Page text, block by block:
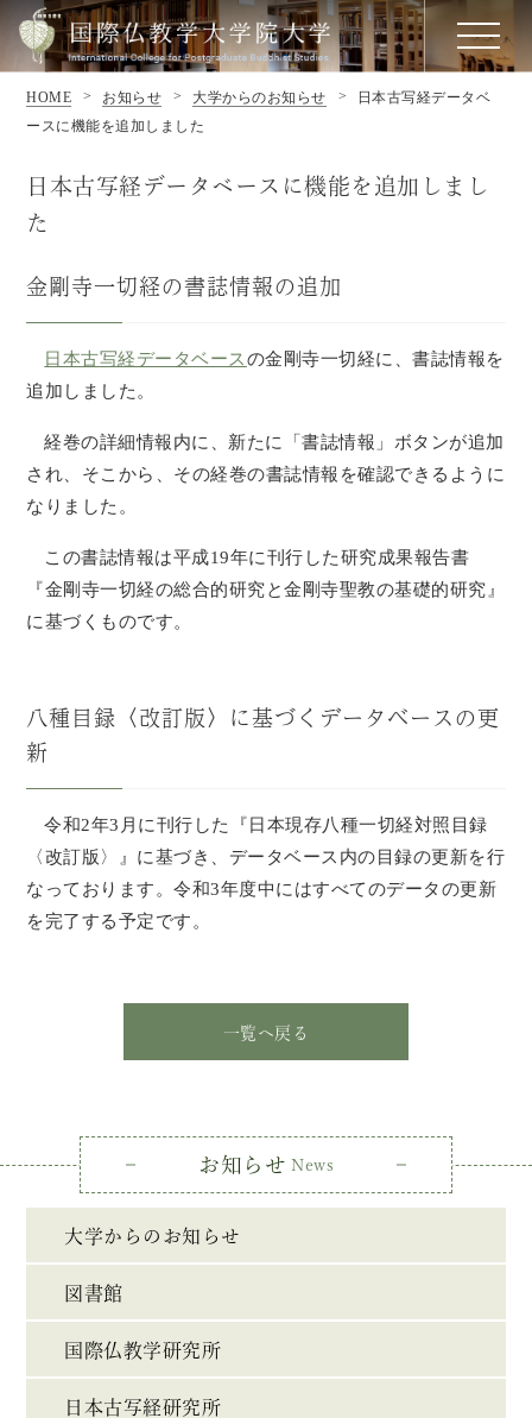
HOME お知らせ 大学からのお知らせ
日本古写経データベ
ースに機能を追加しました
日本古写経データベースに機能を追加しまし
た
金剛寺一切経の書誌情報の追加
日本古写経データベースの金剛寺一切経に、書誌情報を
追加しました。
経巻の詳細情報内に、新たに「書誌情報」ボタンが追加
され、そこから、その経巻の書誌情報を確認できるように
なりました。
この書誌情報は平成19年に刊行した研究成果報告書
『金剛寺一切経の総合的研究と金剛寺聖教の基礎的研究』
に基づくものです。
八種目録〈改訂版〉に基づくデータベースの更
新
令和2年3月に刊行した『日本現存八種一切経対照目録
〈改訂版〉』に基づき、データベース内の目録の更新を行
なっております。令和3年度中にはすべてのデータの更新
を完了する予定です。
一覧へ戻る
お知らせ News
大学からのお知らせ
図書館
国際仏教学研究所
日本古写経研究所